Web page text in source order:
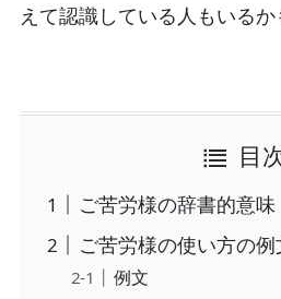
えて認識している人もいるか
目
ご苦労様の辞書的意味
ご苦労様の使い方の例
例文